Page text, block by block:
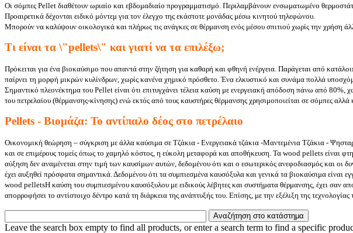
Οι σόμπες Pellet διαθέτουν ωριαίο και εβδομαδιαίο προγραμματισμό. Περιλαμβάνουν ενσωματωμένο
Προαιρετικά δέχονται ειδικό μόντεμ για τον έλεγχο της εκάστοτε μονάδας μέσω κινητού τηλεφώνου.
Μπορούν να καλύψουν οικολογικά και πλήρως τις ανάγκες σε θέρμανση ενός μέσου σπιτιού χωρίς την χρήση
Τι είναι τα \"pellets\" και γιατί να τα επιλέξω;
Πρόκειται για ένα βιοκαύσιμο που απαντά στην ζήτηση για καθαρή και φθηνή ενέργεια. Παράγεται από
παίρνει τη μορφή μικρών κυλίνδρων, χωρίς κανένα χημικό πρόσθετο. Ένα ελκυστικό και συνάμα πολλά
Σημαντικό πλεονέκτημα του Pellet είναι ότι επιτυγχάνει τέλεια καύση με ενεργειακή απόδοση πάνω από 80%,
του πετρελαίου (θέρμανσης-κίνησης) ενώ εκτός από τους καυστήρες θέρμανσης χρησιμοποιείται σε σόμπες αλλά
Pellets - Βιομάζα: Το αντίπαλο δέος στο πετρέλαιο
Οικονομική θεώρηση – σύγκριση με άλλα καύσιμα σε Τζάκια - Ενεργειακά τζάκια -Μαντεμένια Τζάκια -
και σε επιμέρους τομείς όπως το χαμηλό κόστος, η εύκολη μεταφορά και αποθήκευση. Τα wood pellets είναι
αύξηση δεν αναμένεται στην τιμή των καυσίμων αυτών, δεδομένου ότι και ο εσωτερικός ανεφοδιασμός και οι
έχει αυξηθεί πρόσφατα σημαντικά. Δεδομένου ότι τα συμπιεσμένα καυσόξυλα και γενικά τα βιοκαύσιμα
wood pelletsΗ καύση του συμπιεσμένου καυσόξυλου με ειδικούς λέβητες και συστήματα θέρμανσης, έχει σαν
απορροφήσει το αντίστοιχο δέντρο κατά τη διάρκεια της ανάπτυξής του. Επίσης, με την εξέλιξη της
Leave the search box empty to find all products, or enter a search term to find a specific